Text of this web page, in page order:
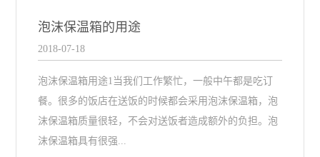
泡沫保温箱的用途
2018-07-18
泡沫保温箱用途1当我们工作繁忙，一般中午都是吃订
餐。很多的饭店在送饭的时候都会采用泡沫保温箱，泡
沫保温箱质量很轻，不会对送饭者造成额外的负担。泡
沫保温箱具有很强...